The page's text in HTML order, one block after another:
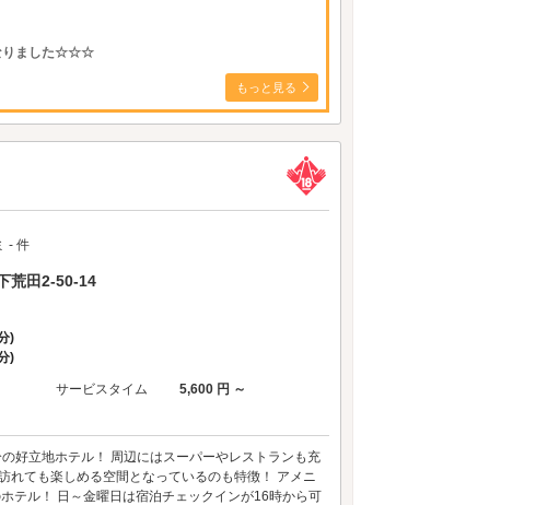
りました☆☆☆
もっと見る
- 件
荒田2-50-14
)
)
サービスタイム
5,600 円 ～
好立地ホテル！ 周辺にはスーパーやレストランも充
ても楽しめる空間となっているのも特徴！ アメニ
テル！ 日～金曜日は宿泊チェックインが16時から可